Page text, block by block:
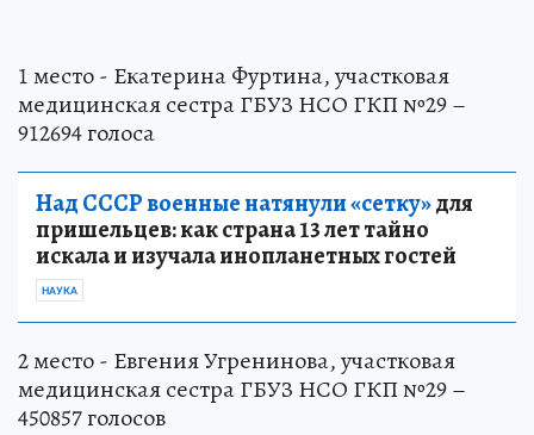
1 место - Екатерина Фуртина, участковая
медицинская сестра ГБУЗ НСО ГКП №29 –
912694 голоса
Над СССР военные натянули «сетку»для
пришельцев: как страна 13 лет тайно
искала и изучала инопланетных гостей
НАУКА
2 место - Евгения Угренинова, участковая
медицинская сестра ГБУЗ НСО ГКП №29 –
450857 голосов